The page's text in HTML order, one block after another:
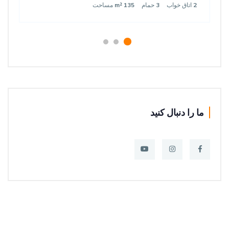
2 اتاق خواب 3 حمام 135 m² مساحت
ما را دنبال کنید